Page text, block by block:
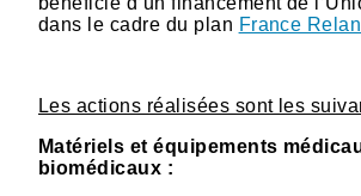
dans le cadre du plan France
Les actions réalisées sont les
Matériels et équipements
biomédicaux :